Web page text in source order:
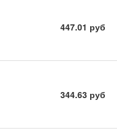
447.01 руб
344.63 руб